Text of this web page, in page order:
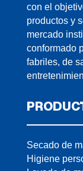
con el
productos y
mercado
conformado
fabriles, de
Secado de
Higiene